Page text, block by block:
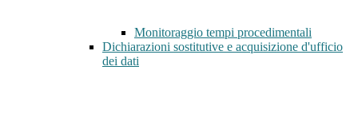
Monitoraggio tempi procedimentali
Dichiarazioni sostitutive e acquisizione d'ufficio
dei dati